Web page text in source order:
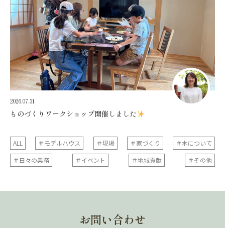
2026.07.31
ものづくりワークショップ開催しました
ALL ＃モデルハウス ＃現場 ＃家づくり
＃木について
＃日々の業務
＃イベント ＃地域貢献 ＃その他
お問い合わせ